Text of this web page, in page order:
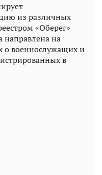
из различных
«Оберег»
направлена ​​на
о военнослужащих и
в